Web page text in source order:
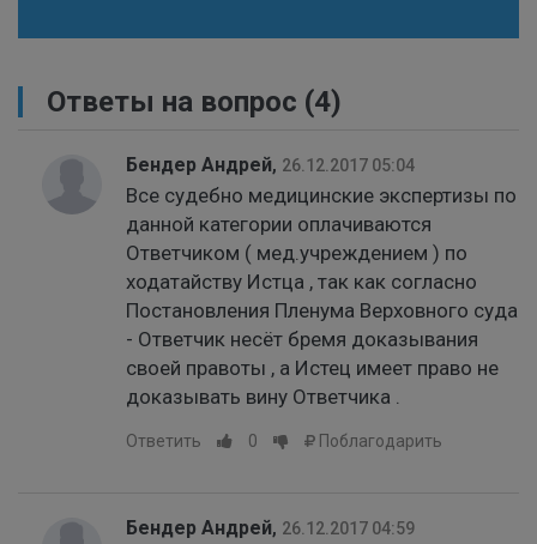
Ответы на вопрос (4)
Бендер Андрей, 26.12.2017 05:04
Все судебно медицинские экспертизы по
данной категории оплачиваются
Ответчиком ( мед.учреждением ) по
ходатайству Истца , так как согласно
Постановления Пленума Верховного суда
- Ответчик несёт бремя доказывания
своей правоты , а Истец имеет право не
доказывать вину Ответчика .
Ответить 0 Поблагодарить
Бендер Андрей, 26.12.2017 04:59